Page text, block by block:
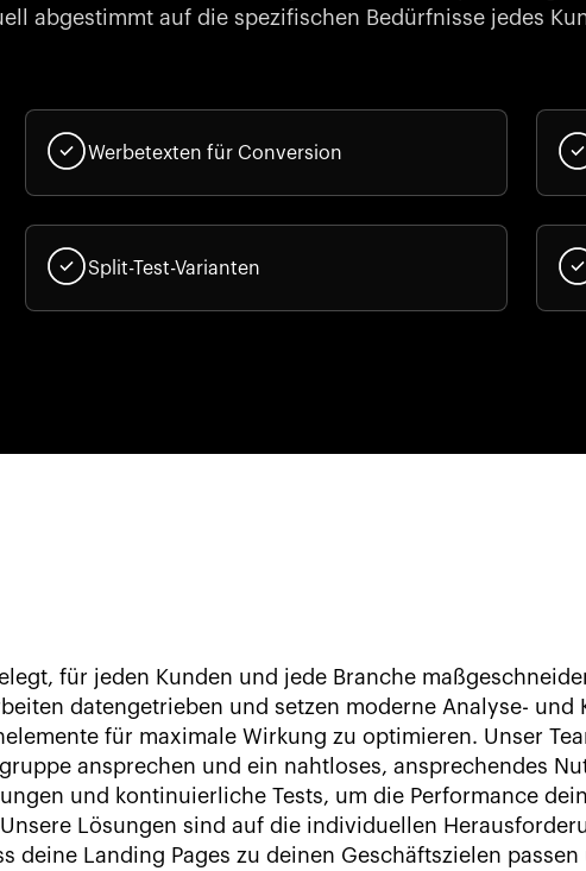
abgestimmt auf die spezifischen Bedürfnisse jedes
Werbetexten für Conversion
Split-Test-Varianten
für jeden Kunden und jede Branche
datengetrieben und setzen moderne Analyse- und
für maximale Wirkung zu optimieren. Unser
ansprechen und ein nahtloses, ansprechendes
und kontinuierliche Tests, um die Performance
Lösungen sind auf die individuellen
deine Landing Pages zu deinen Geschäftszielen passen